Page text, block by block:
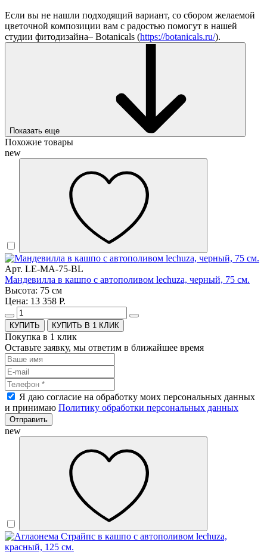
Если вы не нашли подходящий вариант, со сбором желаемой
цветочной композиции вам с радостью помогут в нашей
студии фитодизайна– Botanicals (https://botanicals.ru/).
Показать еще
Похожие товары
new
Арт. LE-MA-75-BL
Мандевилла в кашпо с автополивом lechuza, черный, 75 см.
Высота: 75 см
Цена: 13 358 Р.
КУПИТЬ В 1 КЛИК
Покупка в 1 клик
Оставьте заявку, мы ответим в ближайшее время
Я даю согласие на обработку моих персональных данных
и принимаю Политику обработки персональных данных
Отправить
new